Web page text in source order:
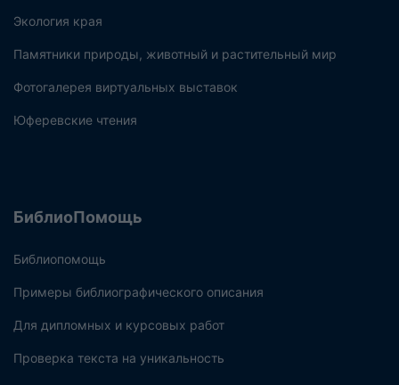
Экология края
Памятники природы, животный и растительный мир
Фотогалерея виртуальных выставок
Юферевские чтения
БиблиоПомощь
Библиопомощь
Примеры библиографического описания
Для дипломных и курсовых работ
Проверка текста на уникальность